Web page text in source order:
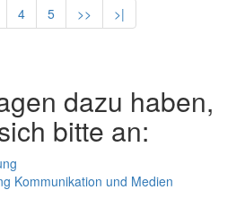
4 5 >> >|
dazu haben,
bitte an:
Kommunikation und Medien